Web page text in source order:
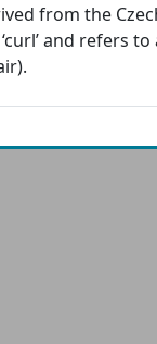
from the
and refers